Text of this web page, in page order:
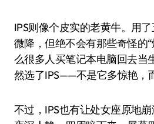
IPS则像个皮实的老黄牛。用
微降，但绝不会有那些奇怪的
么很多人买笔记本电脑回去当
然选了IPS——不是它多惊艳，
不过，IPS也有让处女座原地